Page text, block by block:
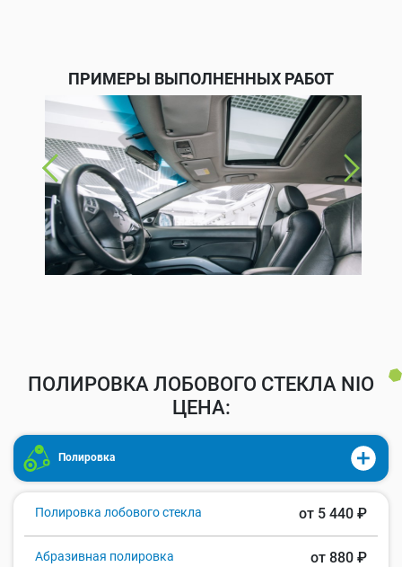
ПРИМЕРЫ ВЫПОЛНЕННЫХ РАБОТ
ПОЛИРОВКА ЛОБОВОГО СТЕКЛА NIO
ЦЕНА:
Полировка
Полировка лобового стекла от 5 440 ₽
Абразивная полировка от 880 ₽